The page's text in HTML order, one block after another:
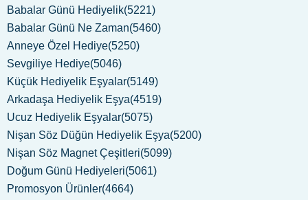
Babalar Günü Hediyelik(5221)
Babalar Günü Ne Zaman(5460)
Anneye Özel Hediye(5250)
Sevgiliye Hediye(5046)
Küçük Hediyelik Eşyalar(5149)
Arkadaşa Hediyelik Eşya(4519)
Ucuz Hediyelik Eşyalar(5075)
Nişan Söz Düğün Hediyelik Eşya(5200)
Nişan Söz Magnet Çeşitleri(5099)
Doğum Günü Hediyeleri(5061)
Promosyon Ürünler(4664)